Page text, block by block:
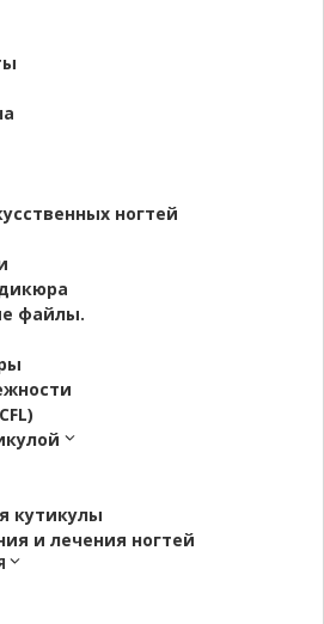
ногтей
файлы.
кутикулы
и лечения ногтей